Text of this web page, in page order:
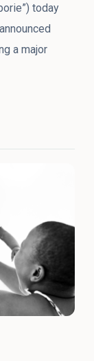
today
a major